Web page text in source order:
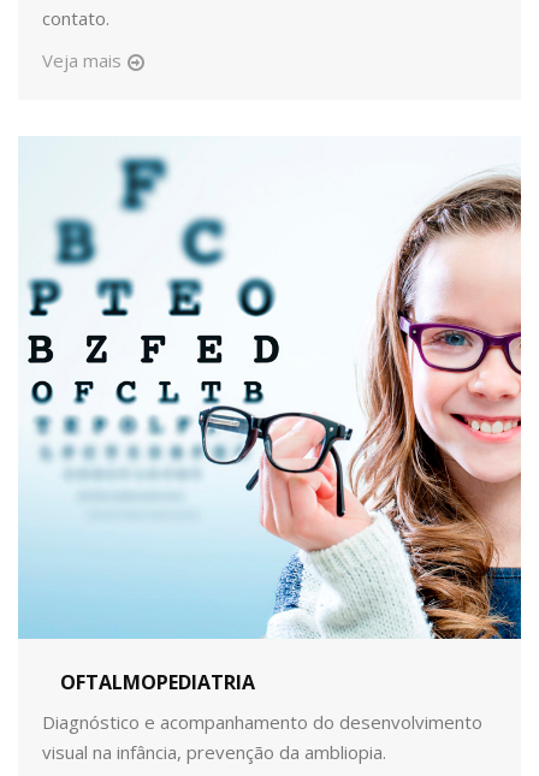
contato.
Veja mais
OFTALMOPEDIATRIA
Diagnóstico e acompanhamento do desenvolvimento
visual na infância, prevenção da ambliopia.